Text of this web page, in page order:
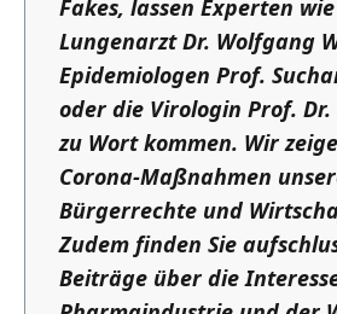
Fakes, lassen Experten
Lungenarzt Dr. Wolfgang
Epidemiologen Prof.
oder die Virologin Prof.
zu Wort kommen. Wir
Corona-Maßnahmen
Bürgerrechte und
Zudem finden Sie
Beiträge über die